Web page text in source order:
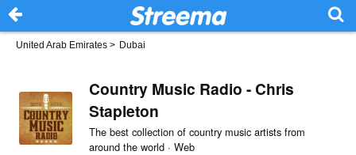
United Arab Emirates > Dubai
Country Music Radio - Chris
Stapleton
The best collection of country music artists from
around the world · Web